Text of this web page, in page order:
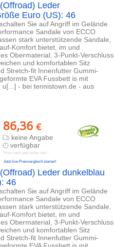
Leder
Euro (US): 46
Sie auf Angriff im Gelände
Sandale von ECCO
stark unterstützende Sandale,
Komfort bietet, im und
Obermaterial, 3-Punkt-Verschluss
und komfortablen Sitz
Stretch-fit Innenfutter Gummi-
EVA Fussbett is mit
- bei tennistown.de - aus
86,36 €
keine Angabe
verfügbar
Preis kann jetzt höher sein
Jetzt live Preisvergleich starten!
Leder dunkelblau
46
Sie auf Angriff im Gelände
Sandale von ECCO
stark unterstützende Sandale,
Komfort bietet, im und
Obermaterial, 3-Punkt-Verschluss
und komfortablen Sitz
Stretch-fit Innenfutter Gummi-